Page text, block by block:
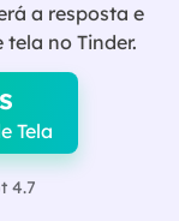
a resposta e
no Tinder.
Tela
4.7